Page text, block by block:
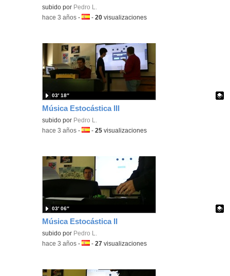
Contenido educativo.
subido por Pedro L.
-hace 3 años -Idioma:
-20 visualizaciones
Música Estocástica III
Contenido educativo.
subido por Pedro L.
03′ 18″
-hace 3 años -Idioma:
-25 visualizaciones
Música Estocástica II
Contenido educativo.
subido por Pedro L.
03′ 06″
-hace 3 años -Idioma:
-27 visualizaciones